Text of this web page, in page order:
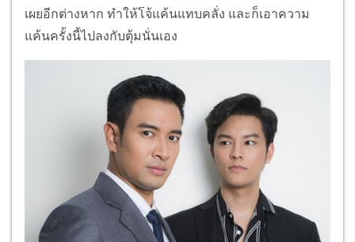
เผยอีกต่างหาก ทำให้โจ้แค้นแทบคลั่ง และก็เอาความ
แค้นครั้งนี้ไปลงกับตุ้มนั่นเอง